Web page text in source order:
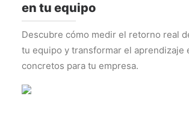
en tu equipo
Descubre cómo medir el retorno real
tu equipo y transformar el aprendizaje
concretos para tu empresa.